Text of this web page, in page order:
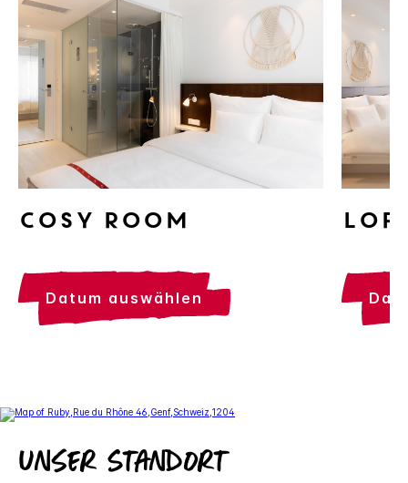
Cosy Room
datum auswählen
Unser Standort